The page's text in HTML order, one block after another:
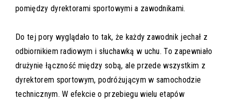
pomiędzy dyrektorami sportowymi a zawodnikami.
Do tej pory wyglądało to tak, że każdy zawodnik jechał z
odbiornikiem radiowym i słuchawką w uchu. To zapewniało
drużynie łączność między sobą, ale przede wszystkim z
dyrektorem sportowym, podróżującym w samochodzie
technicznym. W efekcie o przebiegu wielu etapów